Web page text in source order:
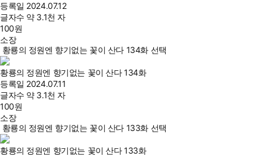
등록일 2024.07.12
글자수 약 3.1천 자
100원
소장
황룡의 정원엔 향기없는 꽃이 산다 134화 선택
황룡의 정원엔 향기없는 꽃이 산다 134화
등록일 2024.07.11
글자수 약 3.1천 자
100원
소장
황룡의 정원엔 향기없는 꽃이 산다 133화 선택
황룡의 정원엔 향기없는 꽃이 산다 133화